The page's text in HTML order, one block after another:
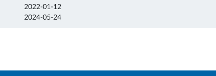
2022-01-12
2024-05-24